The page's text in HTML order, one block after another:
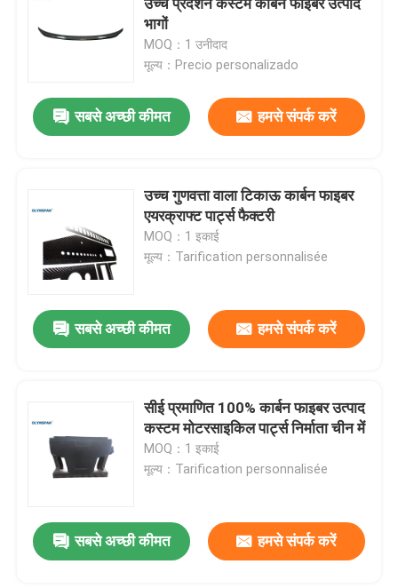
उच्च प्रदर्शन कस्टम कार्बन फाइबर उत्पाद
भागों
MOQ：1 उनीदाद
मूल्य：Precio personalizado
सबसे अच्छी कीमत हमसे संपर्क करें
उच्च गुणवत्ता वाला टिकाऊ कार्बन फाइबर
एयरक्राफ्ट पार्ट्स फैक्टरी
MOQ：1 इकाई
मूल्य：Tarification personnalisée
सबसे अच्छी कीमत हमसे संपर्क करें
सीई प्रमाणित 100% कार्बन फाइबर उत्पाद
कस्टम मोटरसाइकिल पार्ट्स निर्माता चीन में
MOQ：1 इकाई
मूल्य：Tarification personnalisée
सबसे अच्छी कीमत हमसे संपर्क करें